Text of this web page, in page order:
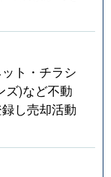
ト・チラシ
ズ)など不動
し売却活動